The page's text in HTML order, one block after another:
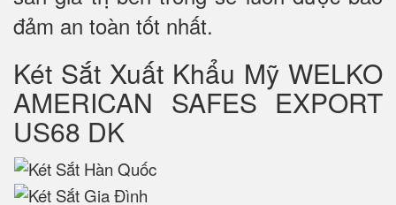
đảm an toàn tốt nhất.
Két Sắt Xuất Khẩu Mỹ WELKO
AMERICAN SAFES EXPORT
US68 DK